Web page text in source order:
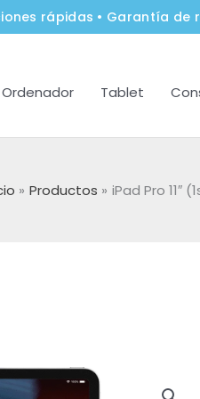
rápidas • Garantía
Ordenador Tablet
Productos iPad Pro 11″